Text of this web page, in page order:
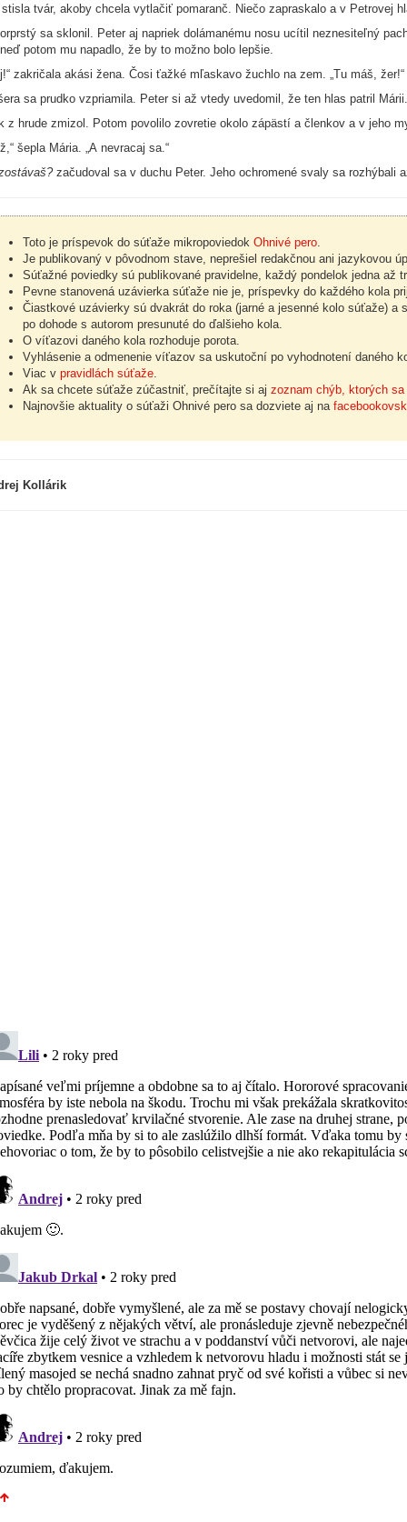
tvár, akoby chcela vytlačiť pomaranč. Niečo zapraskalo a v Petrovej
sa sklonil. Peter aj napriek dolámanému nosu ucítil neznesiteľný
potom mu napadlo, že by to možno bolo lepšie.
zakričala akási žena. Čosi ťažké mľaskavo žuchlo na zem. „Tu máš, žer!“
sa prudko vzpriamila. Peter si až vtedy uvedomil, že ten hlas patril Márii.
z hrude zmizol. Potom povolilo zovretie okolo zápästí a členkov a v jeho
šepla Mária. „A nevracaj sa.“
začudoval sa v duchu Peter. Jeho ochromené svaly sa rozhýbali
Toto je príspevok do súťaže mikropoviedok Ohnivé pero.
Je publikovaný v pôvodnom stave, neprešiel redakčnou ani jazykovou
Súťažné poviedky sú publikované pravidelne, každý pondelok jedna až
Pevne stanovená uzávierka súťaže nie je, príspevky do každého kola
Čiastkové uzávierky sú dvakrát do roka (jarné a jesenné kolo súťaže)
po dohode s autorom presunuté do ďalšieho kola.
O víťazovi daného kola rozhoduje porota.
Vyhlásenie a odmenenie víťazov sa uskutoční po vyhodnotení daného
Viac v pravidlách súťaže.
Ak sa chcete súťaže zúčastniť, prečítajte si aj zoznam chýb, ktorých
Najnovšie aktuality o súťaži Ohnivé pero sa dozviete aj na
Kollárik